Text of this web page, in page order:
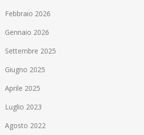
Febbraio 2026
Gennaio 2026
Settembre 2025
Giugno 2025
Aprile 2025
Luglio 2023
Agosto 2022